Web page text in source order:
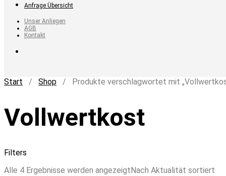
Anfrage Übersicht
Unser Anliegen
AGB
Kontakt
Start / Shop / Produkte verschlagwortet mit
Vollwertkost
Filters
Alle 4 Ergebnisse werden angezeigt Nach Aktualität sortiert